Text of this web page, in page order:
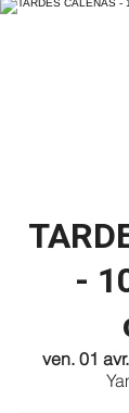
-
ven. 01 avr.